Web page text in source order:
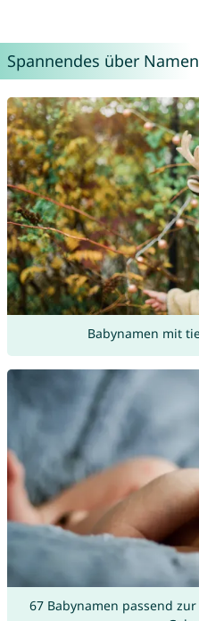
Spannendes über
Babynamen mit
67 Babynamen passend